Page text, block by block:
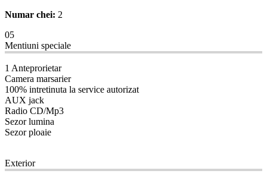
Numar chei: 2
05
Mentiuni speciale
1 Anteprorietar
Camera marsarier
100% intretinuta la service autorizat
AUX jack
Radio CD/Mp3
Sezor lumina
Sezor ploaie
Exterior